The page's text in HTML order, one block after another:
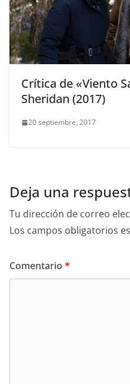
Crítica de «Viento
Sheridan (2017)
20 septiembre, 2017
Deja una
Tu dirección de correo
Los campos obligatorios
Comentario *